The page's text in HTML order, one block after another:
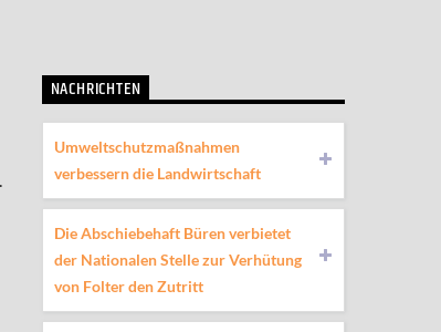
NACHRICHTEN
Umweltschutzmaßnahmen
verbessern die Landwirtschaft
Die Abschiebehaft Büren verbietet
der Nationalen Stelle zur Verhütung
von Folter den Zutritt